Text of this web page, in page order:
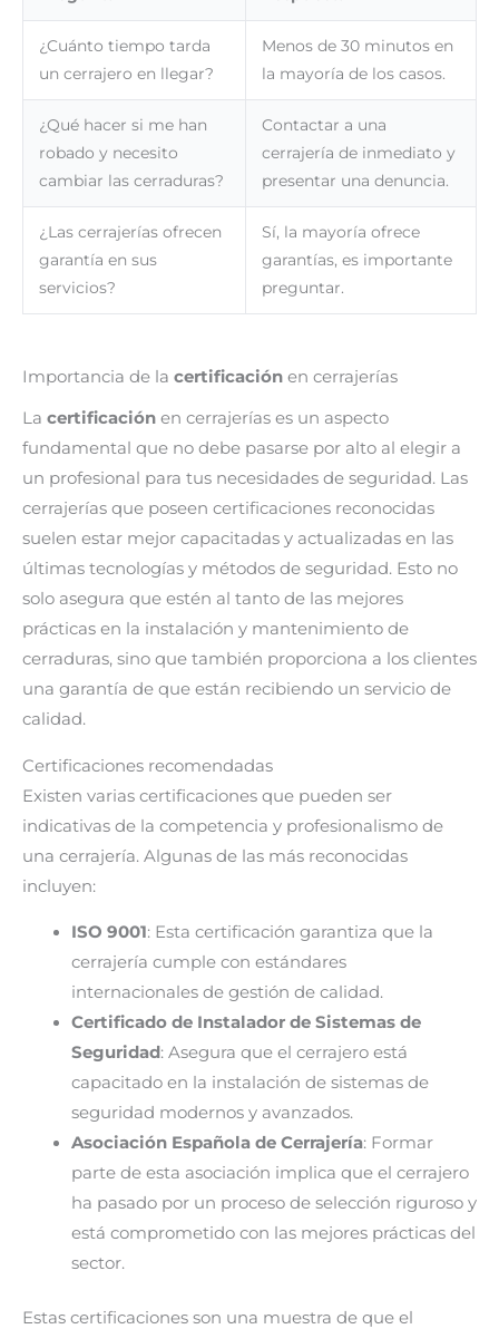
¿Cuánto tiempo tarda
un cerrajero en llegar?
Menos de 30 minutos en
la mayoría de los casos.
¿Qué hacer si me han
robado y necesito
cambiar las cerraduras?
Contactar a una
cerrajería de inmediato y
presentar una denuncia.
¿Las cerrajerías ofrecen
garantía en sus
servicios?
Sí, la mayoría ofrece
garantías, es importante
preguntar.
Importancia de la certificación en cerrajerías
La certificación en cerrajerías es un aspecto
fundamental que no debe pasarse por alto al elegir a
un profesional para tus necesidades de seguridad. Las
cerrajerías que poseen certificaciones reconocidas
suelen estar mejor capacitadas y actualizadas en las
últimas tecnologías y métodos de seguridad. Esto no
solo asegura que estén al tanto de las mejores
prácticas en la instalación y mantenimiento de
cerraduras, sino que también proporciona a los clientes
una garantía de que están recibiendo un servicio de
calidad.
Certificaciones recomendadas
Existen varias certificaciones que pueden ser
indicativas de la competencia y profesionalismo de
una cerrajería. Algunas de las más reconocidas
incluyen:
ISO 9001: Esta certificación garantiza que la
cerrajería cumple con estándares
internacionales de gestión de calidad.
Certificado de Instalador de Sistemas de
Seguridad: Asegura que el cerrajero está
capacitado en la instalación de sistemas de
seguridad modernos y avanzados.
Asociación Española de Cerrajería: Formar
parte de esta asociación implica que el cerrajero
ha pasado por un proceso de selección riguroso y
está comprometido con las mejores prácticas del
sector.
Estas certificaciones son una muestra de que el